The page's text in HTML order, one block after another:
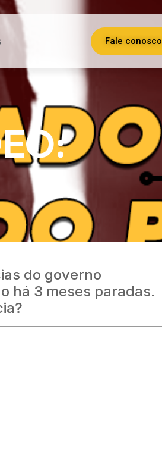
do governo
há 3 meses paradas.
Fale conosco